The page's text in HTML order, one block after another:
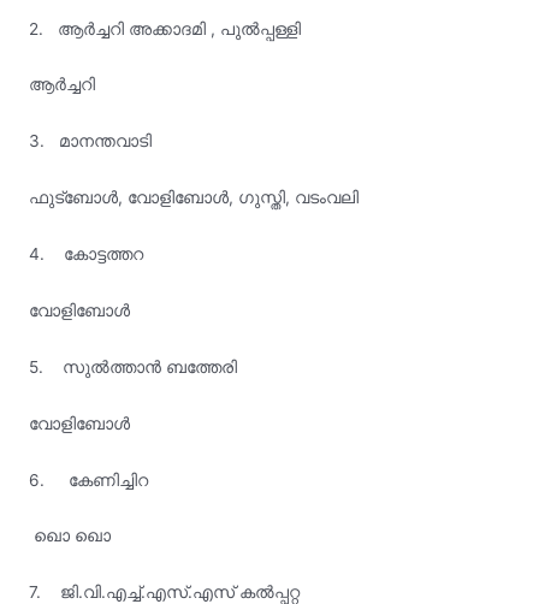
2. ആർച്ചറി അക്കാദമി , പുൽപ്പള്ളി
ആർച്ചറി
3. മാനന്തവാടി
ഫുട്ബോൾ, വോളിബോൾ, ഗുസ്തി, വടംവലി
4. കോട്ടത്തറ
വോളിബോൾ
5. സുൽത്താൻ ബത്തേരി
വോളിബോൾ
6. കേണിച്ചിറ
ഖൊ ഖൊ
7. ജി.വി.എച്ച്.എസ്.എസ് കൽപ്പറ്റ